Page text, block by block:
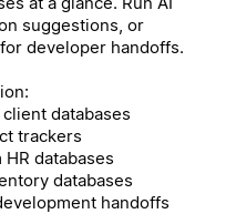
suggestions, or
developer handoffs.
databases
trackers
databases
databases
handoffs